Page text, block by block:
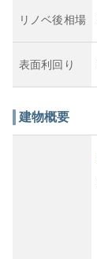
リノベ後相場
表面利回り
建物概要